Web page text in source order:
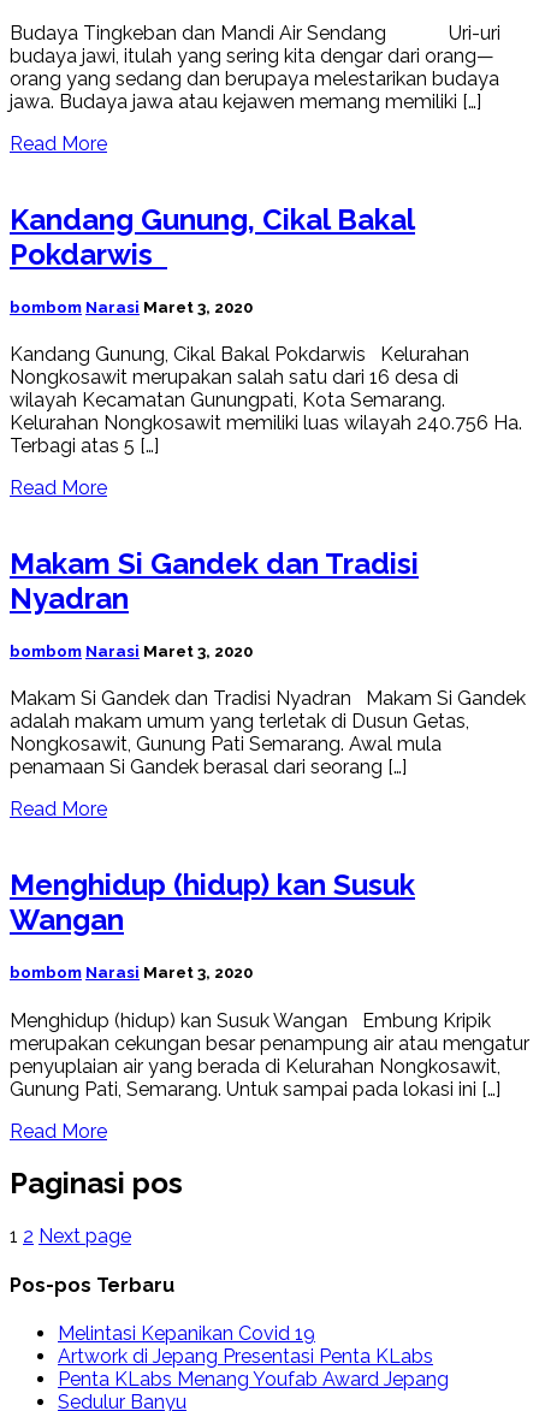
Budaya Tingkeban dan Mandi Air Sendang Uri-uri
budaya jawi, itulah yang sering kita dengar dari orang—
orang yang sedang dan berupaya melestarikan budaya
jawa. Budaya jawa atau kejawen memang memiliki […]
Read More
Kandang Gunung, Cikal Bakal
Pokdarwis
bombom Narasi Maret 3, 2020
Kandang Gunung, Cikal Bakal Pokdarwis Kelurahan
Nongkosawit merupakan salah satu dari 16 desa di
wilayah Kecamatan Gunungpati, Kota Semarang.
Kelurahan Nongkosawit memiliki luas wilayah 240.756 Ha.
Terbagi atas 5 […]
Read More
Makam Si Gandek dan Tradisi
Nyadran
bombom Narasi Maret 3, 2020
Makam Si Gandek dan Tradisi Nyadran Makam Si Gandek
adalah makam umum yang terletak di Dusun Getas,
Nongkosawit, Gunung Pati Semarang. Awal mula
penamaan Si Gandek berasal dari seorang […]
Read More
Menghidup (hidup) kan Susuk
Wangan
bombom Narasi Maret 3, 2020
Menghidup (hidup) kan Susuk Wangan Embung Kripik
merupakan cekungan besar penampung air atau mengatur
penyuplaian air yang berada di Kelurahan Nongkosawit,
Gunung Pati, Semarang. Untuk sampai pada lokasi ini […]
Read More
Paginasi pos
1 2 Next page
Pos-pos Terbaru
Melintasi Kepanikan Covid 19
Artwork di Jepang Presentasi Penta KLabs
Penta KLabs Menang Youfab Award Jepang
Sedulur Banyu